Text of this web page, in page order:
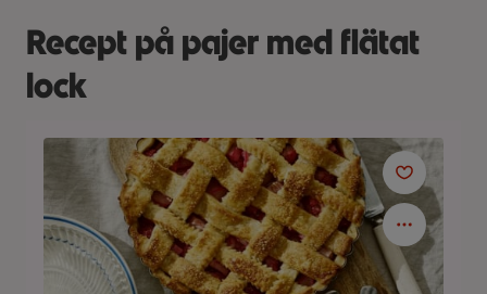
Recept på pajer med flätat
lock